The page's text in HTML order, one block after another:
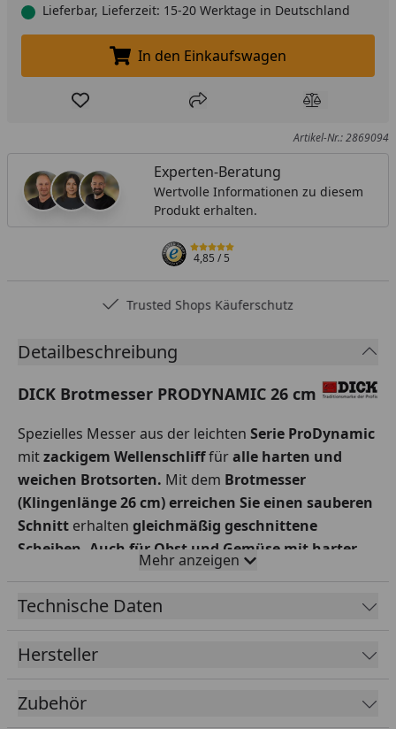
Lieferbar, Lieferzeit: 15-20 Werktage in Deutschland
In den Einkaufswagen legen
In den Einkaufswagen
Produkt zur Wunschliste hinzufügen
Teilen Produkt
Artikel-Nr.: 2869094
Experten-Beratung
Wertvolle Informationen zu diesem
Produkt erhalten.
4,85/ 5
Trusted Shops Käuferschutz
Detailbeschreibung
DICK Brotmesser PRODYNAMIC 26 cm
Spezielles Messer aus der leichten Serie ProDynamic
mitzackigem Wellenschlifffüralle harten und
weichen Brotsorten. Mit dem Brotmesser
(Klingenlänge 26 cm)erreichen Sie einen sauberen
Schnitt erhalten gleichmäßig geschnittene
Scheiben. Auch für Obst und Gemüse mit harter
ist dieses Messer bestens geeignet. Der
ergonomisch geformte Vollkunststoffgriff
Qualitätsklingezeichnen die Messer der
liegt perfekt in der Hand und ist durch ein spezielles
Klinge ist aus X55CrMo14 Stahl.
Die ausgewogene
Mehr anzeigen
Technische Daten
Hersteller
Zubehör